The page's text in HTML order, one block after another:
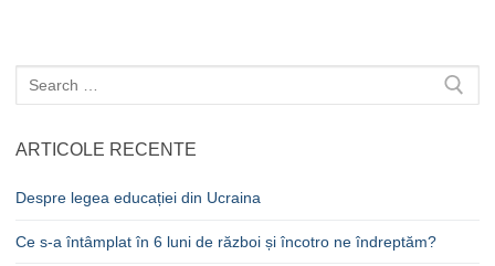
Caută
după:
ARTICOLE RECENTE
Despre legea educației din Ucraina
Ce s-a întâmplat în 6 luni de război și încotro ne îndreptăm?